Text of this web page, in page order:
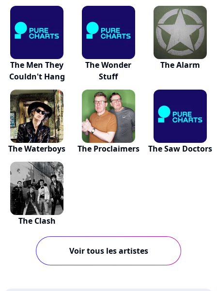
The Men They
Couldn't Hang
The Wonder
Stuff
The Alarm
The Waterboys The Proclaimers The Saw Doctors
The Clash
Voir tous les artistes